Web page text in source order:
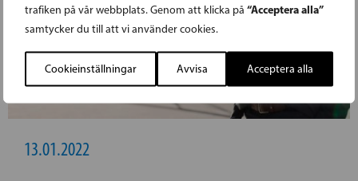
trafiken på vår webbplats. Genom att klicka på “Acceptera alla”
samtycker du till att vi använder cookies.
Cookieinställningar Avvisa Acceptera alla
13.01.2022